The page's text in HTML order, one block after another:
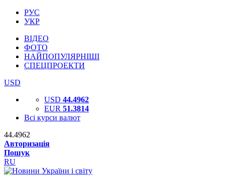
РУС
УКР
ВІДЕО
ФОТО
НАЙПОПУЛЯРНІШІ
СПЕЦПРОЕКТИ
USD
USD 44.4962
EUR 51.3814
Всі курси валют
44.4962
Авторизація
Пошук
RU